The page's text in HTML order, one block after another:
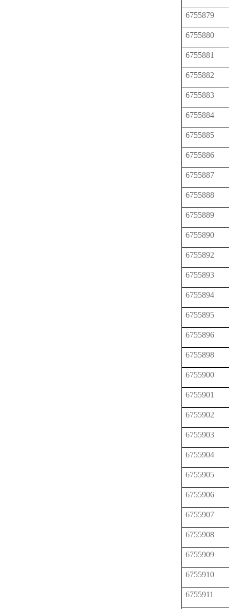
6755879
6755880
6755881
6755882
6755883
6755884
6755885
6755886
6755887
6755888
6755889
6755890
6755892
6755893
6755894
6755895
6755896
6755898
6755900
6755901
6755902
6755903
6755904
6755905
6755906
6755907
6755908
6755909
6755910
6755911